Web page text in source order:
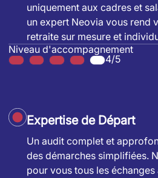
uniquement aux cadres et
un expert Neovia vous rend
retraite sur mesure et
Niveau d'accompagnement
4/5
Expertise de Départ
Un audit complet et
des démarches simplifiées.
pour vous tous les